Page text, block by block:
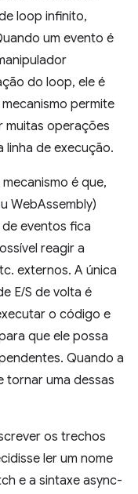
loop infinito,
um evento é
do loop, ele é
permite
muitas operações
linha de execução.
é que,
WebAssembly)
eventos fica
reagir a
externos. A única
E/S de volta é
o código e
que ele possa
Quando a
tornar uma dessas
os trechos
ler um nome
e a sintaxe async-